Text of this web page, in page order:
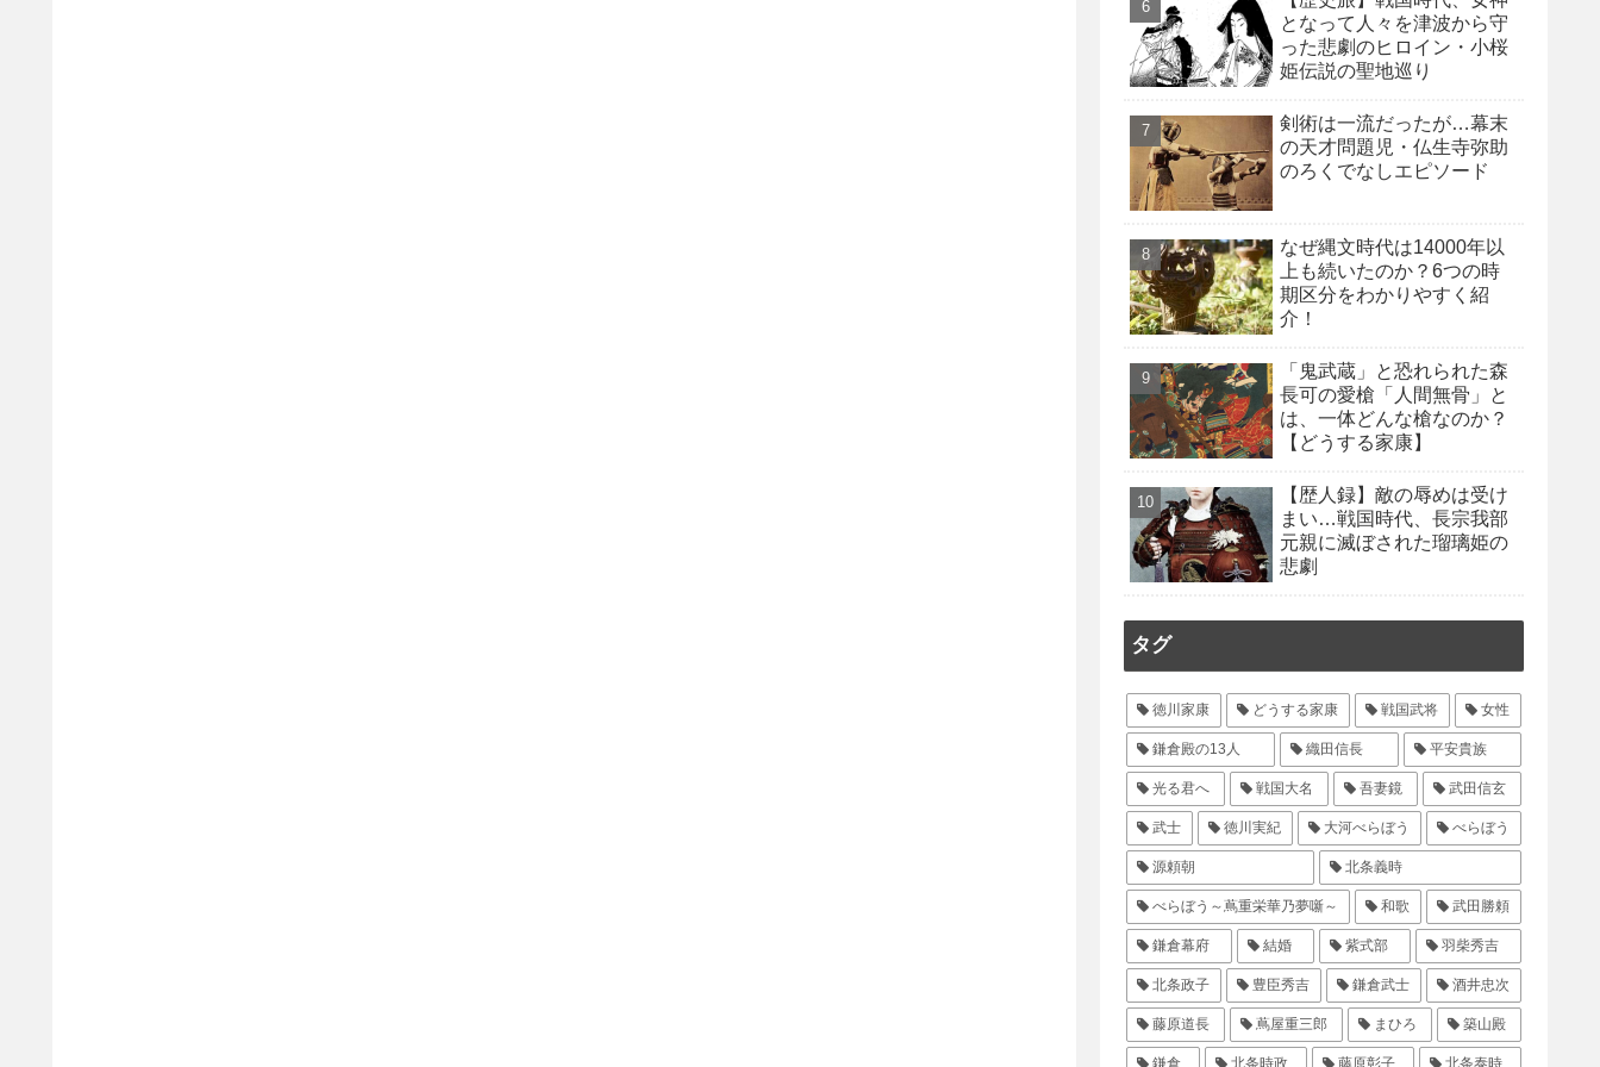
となって人々を津波から守
った悲劇のヒロイン・小桜
姫伝説の聖地巡り
剣術は一流だったが…幕末
の天才問題児・仏生寺弥助
のろくでなしエピソード
なぜ縄文時代は14000年以
上も続いたのか？6つの時
期区分をわかりやすく紹
介！
「鬼武蔵」と恐れられた森
長可の愛槍「人間無骨」と
は、一体どんな槍なのか？
【どうする家康】
【歴人録】敵の辱めは受け
まい…戦国時代、長宗我部
元親に滅ぼされた瑠璃姫の
悲劇
タグ
徳川家康 どうする家康 戦国武将 女性
鎌倉殿の13人 織田信長 平安貴族
光る君へ 戦国大名 吾妻鏡 武田信玄
武士 徳川実紀 大河べらぼう べらぼう
源頼朝 北条義時
べらぼう～蔦重栄華乃夢噺～ 和歌 武田勝頼
鎌倉幕府 結婚 紫式部 羽柴秀吉
北条政子 豊臣秀吉 鎌倉武士 酒井忠次
藤原道長 蔦屋重三郎 まひろ 築山殿
鎌倉 北条時政 藤原彰子 北条泰時